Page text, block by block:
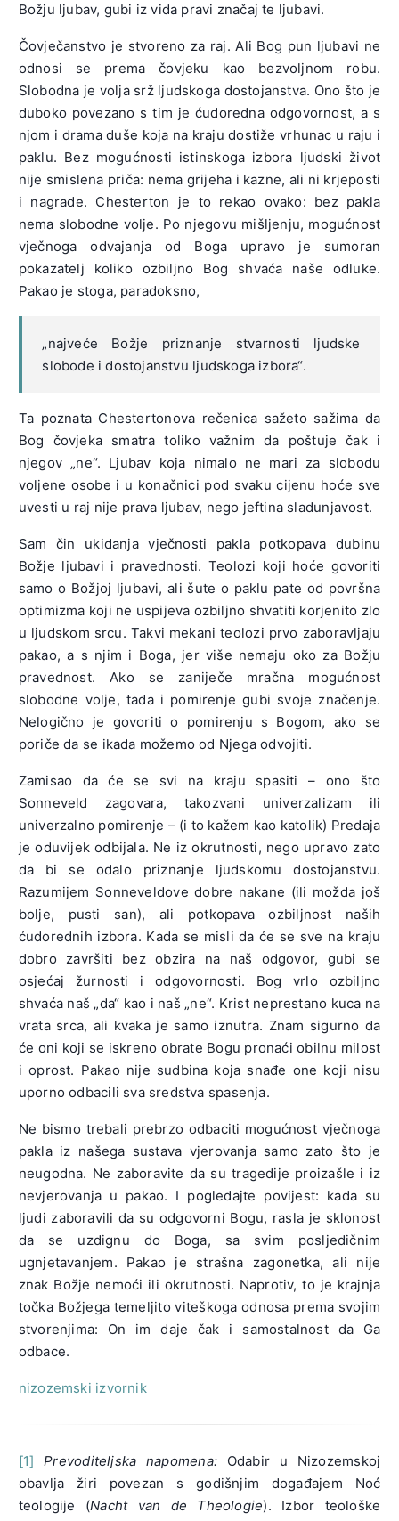
Božju ljubav, gubi iz vida pravi značaj te ljubavi.
Čovječanstvo je stvoreno za raj. Ali Bog pun ljubavi ne
odnosi se prema čovjeku kao bezvoljnom robu.
Slobodna je volja srž ljudskoga dostojanstva. Ono što je
duboko povezano s tim je ćudoredna odgovornost, a s
njom i drama duše koja na kraju dostiže vrhunac u raju i
paklu. Bez mogućnosti istinskoga izbora ljudski život
nije smislena priča: nema grijeha i kazne, ali ni krjeposti
i nagrade. Chesterton je to rekao ovako: bez pakla
nema slobodne volje. Po njegovu mišljenju, mogućnost
vječnoga odvajanja od Boga upravo je sumoran
pokazatelj koliko ozbiljno Bog shvaća naše odluke.
Pakao je stoga, paradoksno,
„najveće Božje priznanje stvarnosti ljudske
slobode i dostojanstvu ljudskoga izbora“.
Ta poznata Chestertonova rečenica sažeto sažima da
Bog čovjeka smatra toliko važnim da poštuje čak i
njegov „ne“. Ljubav koja nimalo ne mari za slobodu
voljene osobe i u konačnici pod svaku cijenu hoće sve
uvesti u raj nije prava ljubav, nego jeftina sladunjavost.
Sam čin ukidanja vječnosti pakla potkopava dubinu
Božje ljubavi i pravednosti. Teolozi koji hoće govoriti
samo o Božjoj ljubavi, ali šute o paklu pate od površna
optimizma koji ne uspijeva ozbiljno shvatiti korjenito zlo
u ljudskom srcu. Takvi mekani teolozi prvo zaboravljaju
pakao, a s njim i Boga, jer više nemaju oko za Božju
pravednost. Ako se zaniječe mračna mogućnost
slobodne volje, tada i pomirenje gubi svoje značenje.
Nelogično je govoriti o pomirenju s Bogom, ako se
poriče da se ikada možemo od Njega odvojiti.
Zamisao da će se svi na kraju spasiti – ono što
Sonneveld zagovara, takozvani univerzalizam ili
univerzalno pomirenje – (i to kažem kao katolik) Predaja
je oduvijek odbijala. Ne iz okrutnosti, nego upravo zato
da bi se odalo priznanje ljudskomu dostojanstvu.
Razumijem Sonneveldove dobre nakane (ili možda još
bolje, pusti san), ali potkopava ozbiljnost naših
ćudorednih izbora. Kada se misli da će se sve na kraju
dobro završiti bez obzira na naš odgovor, gubi se
osjećaj žurnosti i odgovornosti. Bog vrlo ozbiljno
shvaća naš „da“ kao i naš „ne“. Krist neprestano kuca na
vrata srca, ali kvaka je samo iznutra. Znam sigurno da
će oni koji se iskreno obrate Bogu pronaći obilnu milost
i oprost. Pakao nije sudbina koja snađe one koji nisu
uporno odbacili sva sredstva spasenja.
Ne bismo trebali prebrzo odbaciti mogućnost vječnoga
pakla iz našega sustava vjerovanja samo zato što je
neugodna. Ne zaboravite da su tragedije proizašle i iz
nevjerovanja u pakao. I pogledajte povijest: kada su
ljudi zaboravili da su odgovorni Bogu, rasla je sklonost
da se uzdignu do Boga, sa svim posljedičnim
ugnjetavanjem. Pakao je strašna zagonetka, ali nije
znak Božje nemoći ili okrutnosti. Naprotiv, to je krajnja
točka Božjega temeljito viteškoga odnosa prema svojim
stvorenjima: On im daje čak i samostalnost da Ga
odbace.
nizozemski izvornik
[1] Prevoditeljska napomena:Odabir u Nizozemskoj
obavlja žiri povezan s godišnjim događajem Noć
teologije (Nacht van de Theologie). Izbor teološke